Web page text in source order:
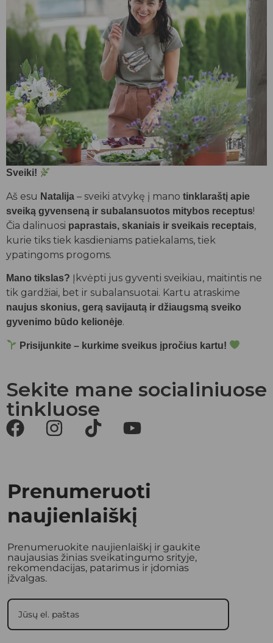
Sveiki!
Aš esu Natalija – sveiki atvykę į mano tinklaraštį apie
sveiką gyvenseną ir subalansuotos mitybos receptus!
Čia dalinuosi paprastais, skaniais ir sveikais receptais,
kurie tiks tiek kasdieniams patiekalams, tiek
ypatingoms progoms.
Mano tikslas? Įkvėpti jus gyventi sveikiau, maitintis ne
tik gardžiai, bet ir subalansuotai. Kartu atraskime
naujus skonius, gerą savijautą ir džiaugsmą sveiko
gyvenimo būdo kelionėje.
Prisijunkite – kurkime sveikus įpročius kartu!
Sekite mane socialiniuose
tinkluose
Prenumeruoti
naujienlaiškį
Prenumeruokite naujienlaiškį ir gaukite
naujausias žinias sveikatingumo srityje,
rekomendacijas, patarimus ir įdomias
įžvalgas.